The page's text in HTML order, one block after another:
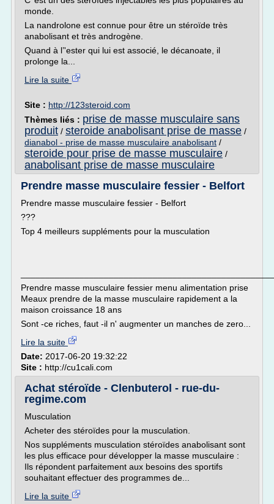
monde.
La nandrolone est connue pour être un stéroïde très
anabolisant et très androgène.
Quand à l’'ester qui lui est associé, le décanoate, il
prolonge la...
Lire la suite
Site : http://123steroid.com
Thèmes liés : prise de masse musculaire sans
produit / steroide anabolisant prise de masse /
dianabol - prise de masse musculaire anabolisant /
steroide pour prise de masse musculaire /
anabolisant prise de masse musculaire
Prendre masse musculaire fessier - Belfort
Prendre masse musculaire fessier - Belfort
???
Top 4 meilleurs suppléments pour la musculation
Prendre masse musculaire fessier menu alimentation prise
Meaux prendre de la masse musculaire rapidement a la
maison croissance 18 ans
Sont -ce riches, faut -il n' augmenter un manches de zero...
Lire la suite
Date: 2017-06-20 19:32:22
Site : http://cu1cali.com
Achat stéroïde - Clenbuterol - rue-du-
regime.com
Musculation
Acheter des stéroïdes pour la musculation.
Nos suppléments musculation stéroïdes anabolisant sont
les plus efficace pour développer la masse musculaire :
Ils répondent parfaitement aux besoins des sportifs
souhaitant effectuer des programmes de...
Lire la suite